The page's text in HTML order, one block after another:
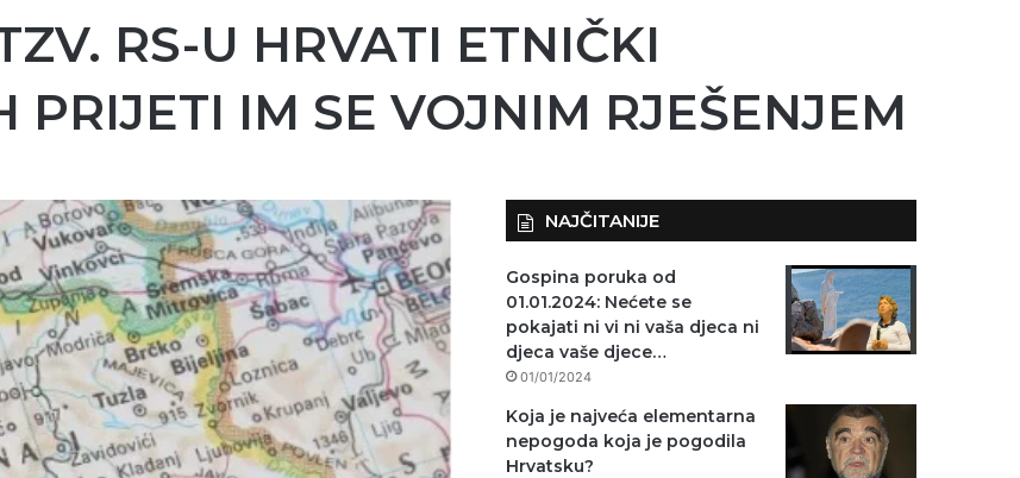
RS-U HRVATI ETNIČKI
PRIJETI IM SE VOJNIM RJEŠENJEM
NAJČITANIJE
Gospina poruka od
01.01.2024: Nećete se
pokajati ni vi ni vaša djeca ni
djeca vaše djece…
01/01/2024
Koja je najveća elementarna
nepogoda koja je pogodila
Hrvatsku?